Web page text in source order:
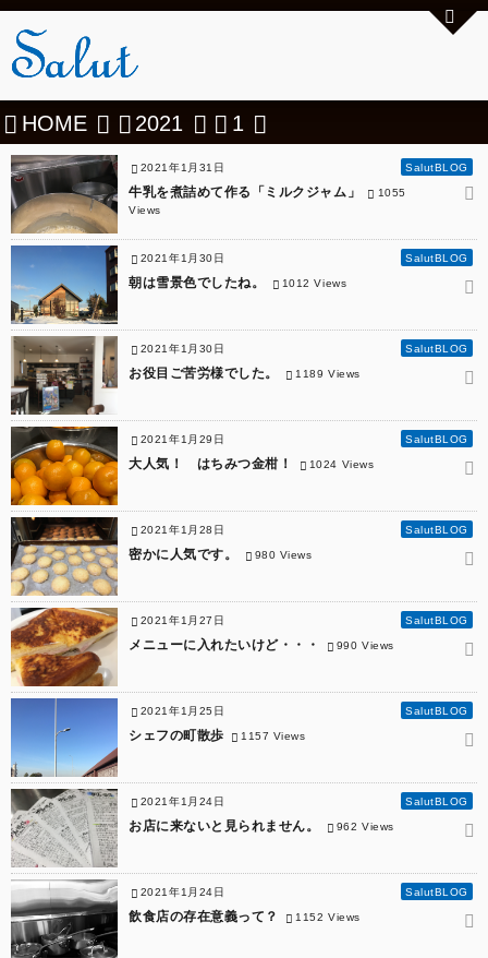
HOME 2021 1
2021年1月31日 SalutBLOG
牛乳を煮詰めて作る「ミルクジャム」
1055
Views
2021年1月30日 SalutBLOG
朝は雪景色でしたね。 1012 Views
2021年1月30日 SalutBLOG
お役目ご苦労様でした。 1189 Views
2021年1月29日 SalutBLOG
大人気！ はちみつ金柑！ 1024 Views
2021年1月28日 SalutBLOG
密かに人気です。 980 Views
2021年1月27日 SalutBLOG
メニューに入れたいけど・・・ 990 Views
2021年1月25日 SalutBLOG
シェフの町散歩 1157 Views
2021年1月24日 SalutBLOG
お店に来ないと見られません。 962 Views
2021年1月24日 SalutBLOG
飲食店の存在意義って？ 1152 Views